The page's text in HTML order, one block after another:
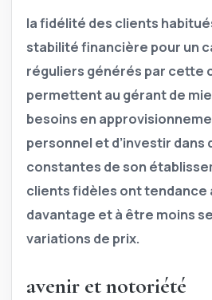
la fidélité des clients
stabilité financière pour un
réguliers générés par cette
permettent au gérant de
besoins en
personnel et d’investir
constantes de son
clients fidèles ont tendance
davantage et à être moins
variations de prix.
avenir et notoriété